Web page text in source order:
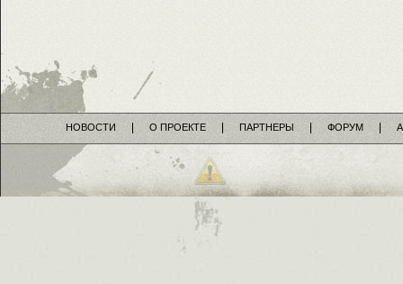
НОВОСТИ О ПРОЕКТЕ ПАРТНЕРЫ ФОРУМ